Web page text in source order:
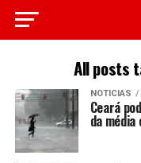
All posts
NOTICIAS
Ceará
da